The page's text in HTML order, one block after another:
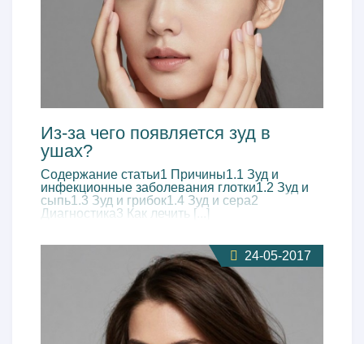
Из-за чего появляется зуд в
ушах?
Содержание статьи1 Причины1.1 Зуд и
инфекционные заболевания глотки1.2 Зуд и
сыпь1.3 Зуд и грибок1.4 Зуд и сера2
Диагностика3 Как лечить [...]
24-05-2017